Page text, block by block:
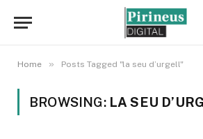
Home » Posts Tagged "la seu d’urgell"
BROWSING: LA SEU